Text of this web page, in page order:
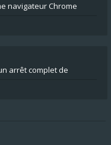
navigateur Chrome
arrêt complet de